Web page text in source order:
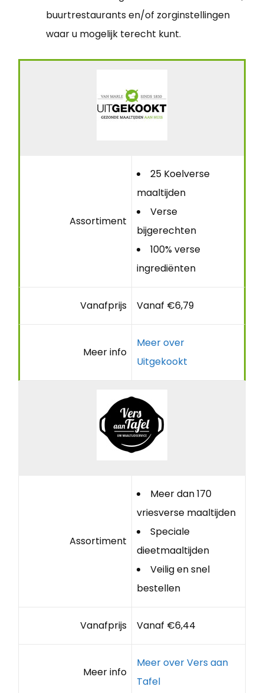
buurtrestaurants en/of zorginstellingen
waar u mogelijk terecht kunt.
Assortiment
25 Koelverse
maaltijden
Verse
bijgerechten
100% verse
ingrediënten
Vanafprijs Vanaf €6,79
Meer info
Meer over
Uitgekookt
Assortiment
Meer dan 170
vriesverse maaltijden
Speciale
dieetmaaltijden
Veilig en snel
bestellen
Vanafprijs Vanaf €6,44
Meer info
Meer over Vers aan
Tafel